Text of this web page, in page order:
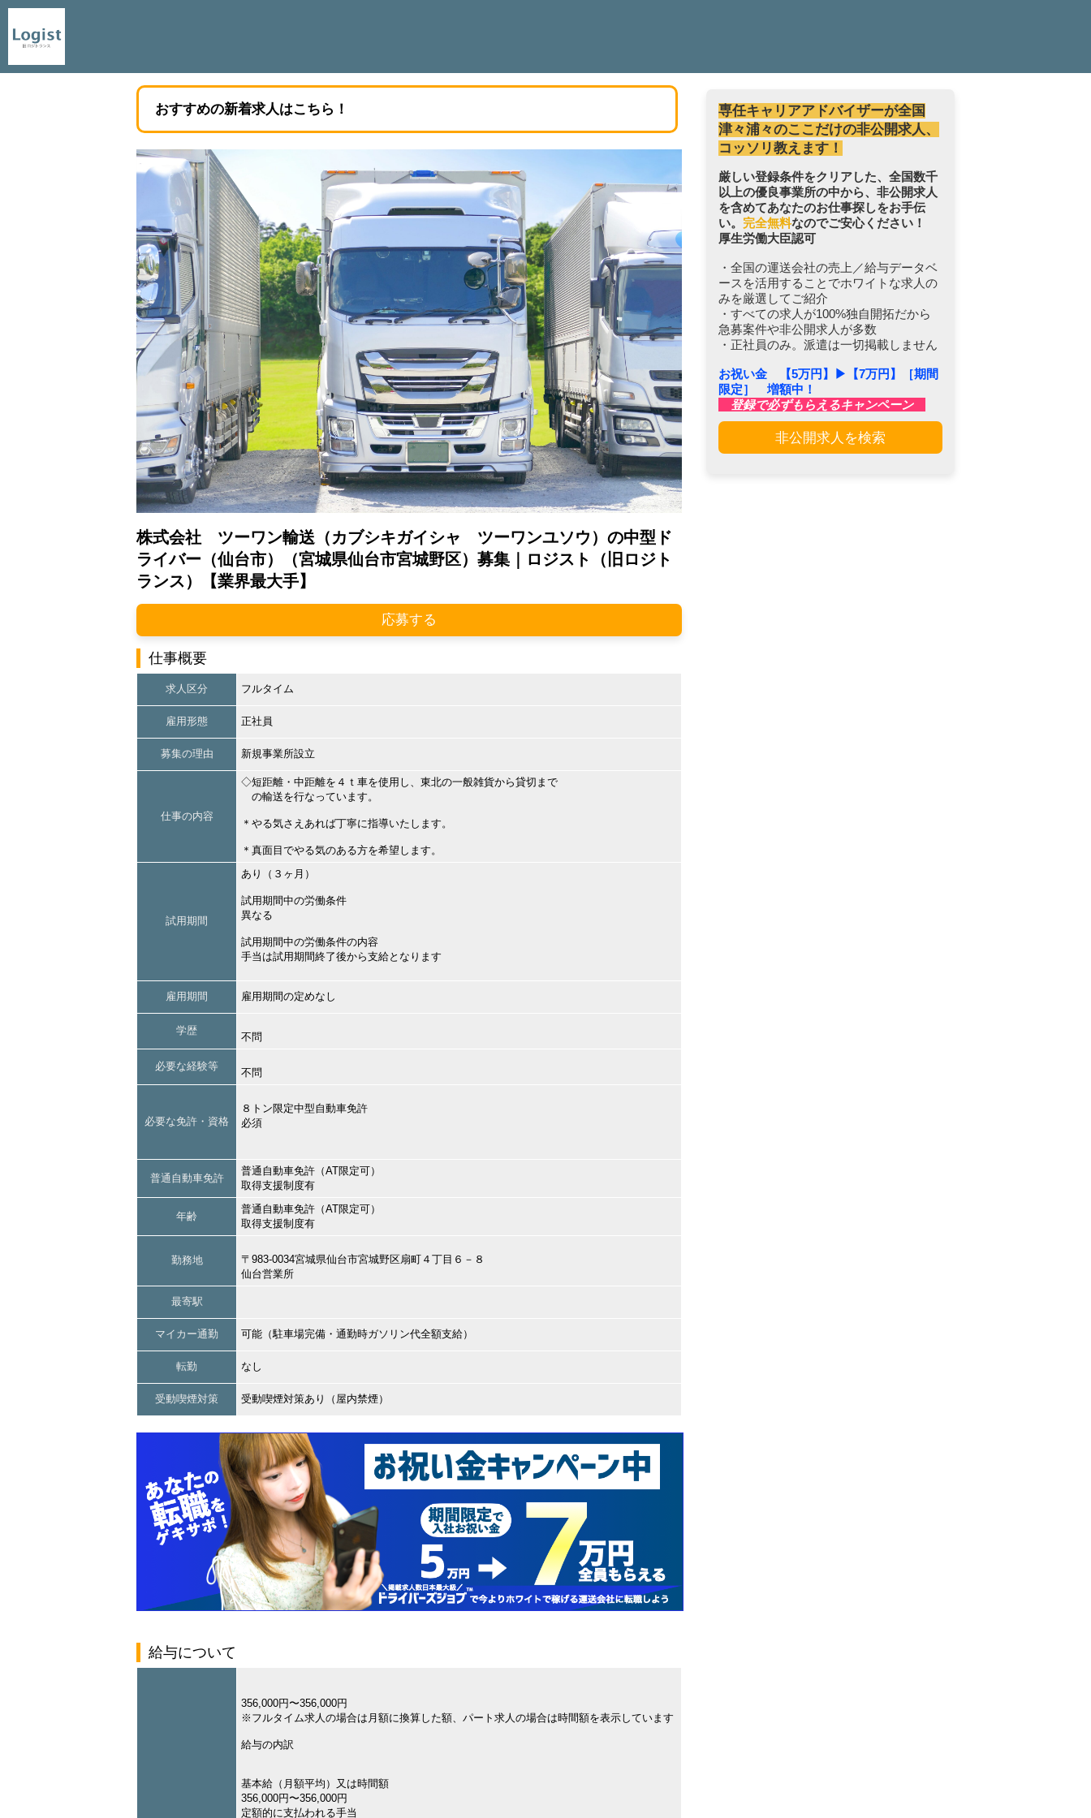
おすすめの新着求人はこちら！
株式会社 ツーワン輸送（カブシキガイシャ ツーワンユソウ）の中型ド
ライバー（仙台市）（宮城県仙台市宮城野区）募集｜ロジスト（旧ロジト
ランス）【業界最大手】
応募する
仕事概要
求人区分 フルタイム
雇用形態 正社員
募集の理由 新規事業所設立
仕事の内容
◇短距離・中距離を４ｔ車を使用し、東北の一般雑貨から貸切まで
の輸送を行なっています。
＊やる気さえあれば丁寧に指導いたします。
＊真面目でやる気のある方を希望します。
試用期間
あり（３ヶ月）
試用期間中の労働条件
異なる
試用期間中の労働条件の内容
手当は試用期間終了後から支給となります
雇用期間 雇用期間の定めなし
学歴
不問
必要な経験等
不問
必要な免許・資格
８トン限定中型自動車免許
必須
普通自動車免許
普通自動車免許（AT限定可）
取得支援制度有
年齢
普通自動車免許（AT限定可）
取得支援制度有
勤務地
〒983-0034宮城県仙台市宮城野区扇町４丁目６－８
仙台営業所
最寄駅
マイカー通勤 可能（駐車場完備・通勤時ガソリン代全額支給）
転勤 なし
受動喫煙対策 受動喫煙対策あり（屋内禁煙）
給与について
356,000円〜356,000円
※フルタイム求人の場合は月額に換算した額、パート求人の場合は時間額を表示しています
給与の内訳
基本給（月額平均）又は時間額
356,000円〜356,000円
定額的に支払われる手当
専任キャリアアドバイザーが全国
津々浦々のここだけの非公開求人、
コッソリ教えます！
厳しい登録条件をクリアした、全国数千
以上の優良事業所の中から、非公開求人
を含めてあなたのお仕事探しをお手伝
い。 完全無料なのでご安心ください！
厚生労働大臣認可
・全国の運送会社の売上／給与データベ
ースを活用することでホワイトな求人の
みを厳選してご紹介
・すべての求人が100%独自開拓だから
急募案件や非公開求人が多数
・正社員のみ。派遣は一切掲載しません
お祝い金 【5万円】▶︎【7万円】［期間
限定］ 増額中！
登録で必ずもらえるキャンペーン
非公開求人を検索